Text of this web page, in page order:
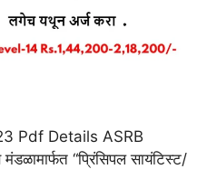
Pdf Details ASRB
“प्रिंसिपल सायंटिस्ट/